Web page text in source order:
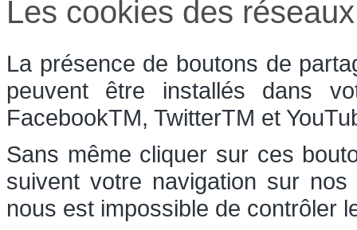
Les cookies des
La présence de boutons de
peuvent être installés dans
FacebookTM, TwitterTM et
Sans même cliquer sur ces
suivent votre navigation sur
nous est impossible de contrôler